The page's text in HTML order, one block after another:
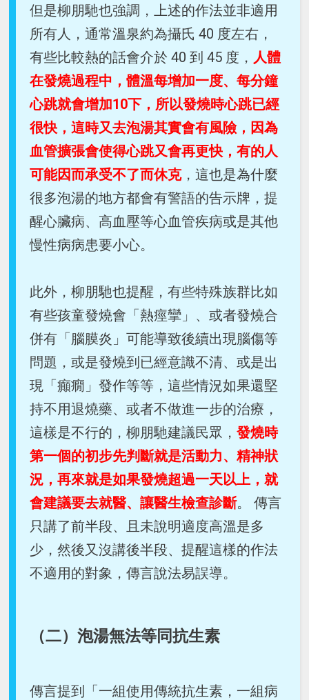
但是柳朋馳也強調，上述的作法並非適用
所有人，通常溫泉約為攝氏 40 度左右，
有些比較熱的話會介於 40 到 45 度， 人體
在發燒過程中，體溫每增加一度、每分鐘
心跳就會增加10下，所以發燒時心跳已經
很快，這時又去泡湯其實會有風險，因為
血管擴張會使得心跳又會再更快，有的人
可能因而承受不了而休克，這也是為什麼
很多泡湯的地方都會有警語的告示牌，提
醒心臟病、高血壓等心血管疾病或是其他
慢性病病患要小心。
此外，柳朋馳也提醒，有些特殊族群比如
有些孩童發燒會「熱痙攣」、或者發燒合
併有「腦膜炎」可能導致後續出現腦傷等
問題，或是發燒到已經意識不清、或是出
現「癲癇」發作等等，這些情況如果還堅
持不用退燒藥、或者不做進一步的治療，
這樣是不行的，柳朋馳建議民眾，發燒時
第一個的初步先判斷就是活動力、精神狀
況，再來就是如果發燒超過一天以上，就
會建議要去就醫、讓醫生檢查診斷。 傳言
只講了前半段、且未說明適度高溫是多
少，然後又沒講後半段、提醒這樣的作法
不適用的對象，傳言說法易誤導。
（二）泡湯無法等同抗生素
傳言提到「一組使用傳統抗生素，一組病